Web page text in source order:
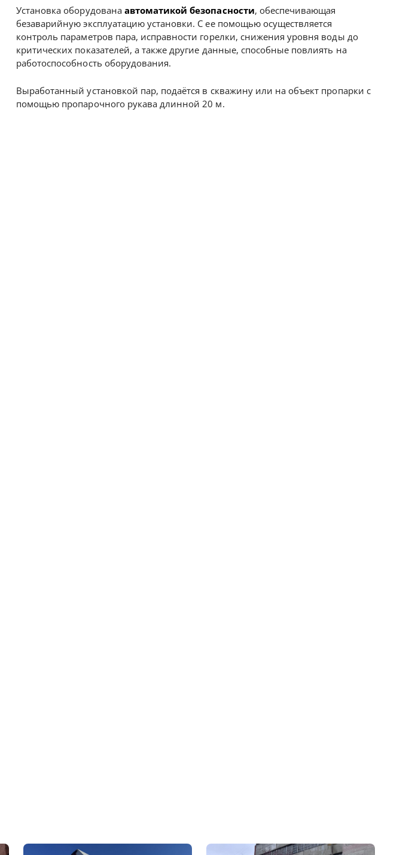
Установка оборудована автоматикой безопасности, обеспечивающая
безаварийную эксплуатацию установки. С ее помощью осуществляется
контроль параметров пара, исправности горелки, снижения уровня воды до
критических показателей, а также другие данные, способные повлиять на
работоспособность оборудования.
Выработанный установкой пар, подаётся в скважину или на объект пропарки с
помощью пропарочного рукава длинной 20 м.